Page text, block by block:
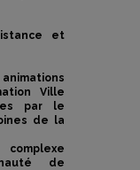
et
Ville
par le
de la
de